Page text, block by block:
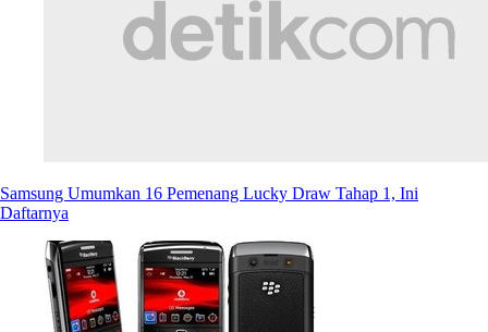
Samsung Umumkan 16 Pemenang Lucky Draw Tahap 1, Ini
Daftarnya